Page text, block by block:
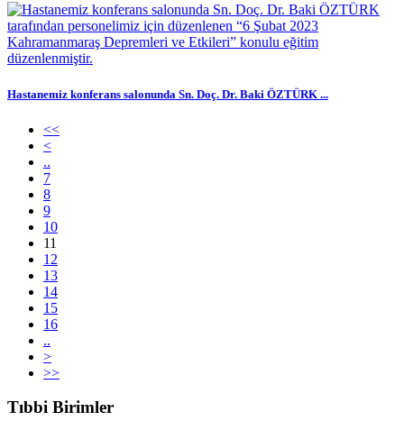
Hastanemiz konferans salonunda Sn. Doç. Dr. Baki ÖZTÜRK ...
<<
<
..
7
8
9
10
11
12
13
14
15
16
..
>
>>
Tıbbi Birimler